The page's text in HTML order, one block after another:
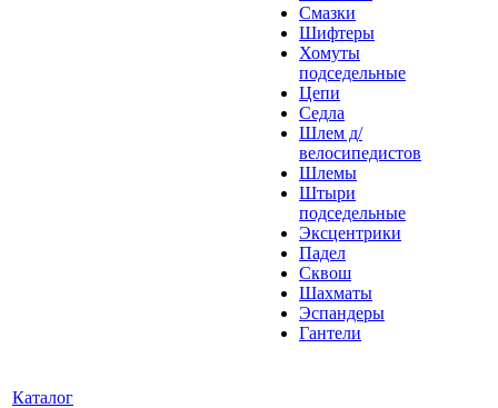
Смазки
Шифтеры
Хомуты
подседельные
Цепи
Седла
Шлем д/
велосипедистов
Шлемы
Штыри
подседельные
Эксцентрики
Падел
Сквош
Шахматы
Эспандеры
Гантели
Каталог